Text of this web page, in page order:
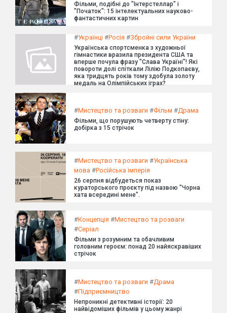
Фільми, подібні до "Інтерстеллар" і
"Початок": 15 інтелектуальних науково-
фантастичних картин
#Українці #Росія #Збройні сили України
Українська спортсменка з художньої
гімнастики вразила президента США та
вперше почула фразу "Слава Україні"! Які
повороти долі спіткали Лілію Подкопаєву,
яка тридцять років тому здобула золоту
медаль на Олімпійських іграх?
#Мистецтво та розваги #Фільм #Драма
Фільми, що порушують четверту стіну:
добірка з 15 стрічок
#Мистецтво та розваги #Українська
мова #Російська імперія
26 серпня відбудеться показ
кураторського проєкту під назвою "Чорна
хата всередині мене".
#Концепція #Мистецтво та розваги
#Серіал
Фільми з розумним та обачливим
головним героєм: понад 20 найяскравіших
стрічок
#Мистецтво та розваги #Драма
#Підприємництво
Непроникні детективні історії: 20
найвідоміших фільмів у цьому жанрі